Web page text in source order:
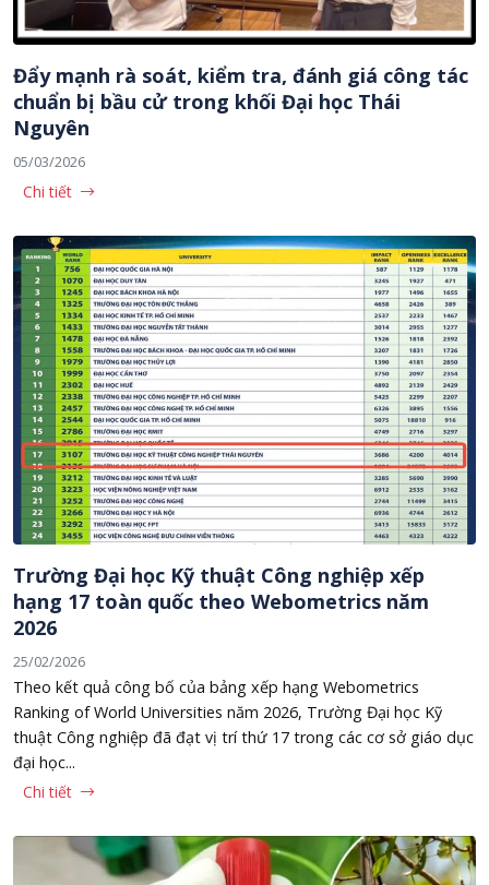
Đẩy mạnh rà soát, kiểm tra, đánh giá công tác
chuẩn bị bầu cử trong khối Đại học Thái
Nguyên
05/03/2026
Chi tiết
Trường Đại học Kỹ thuật Công nghiệp xếp
hạng 17 toàn quốc theo Webometrics năm
2026
25/02/2026
Theo kết quả công bố của bảng xếp hạng Webometrics
Ranking of World Universities năm 2026, Trường Đại học Kỹ
thuật Công nghiệp đã đạt vị trí thứ 17 trong các cơ sở giáo dục
đại học...
Chi tiết